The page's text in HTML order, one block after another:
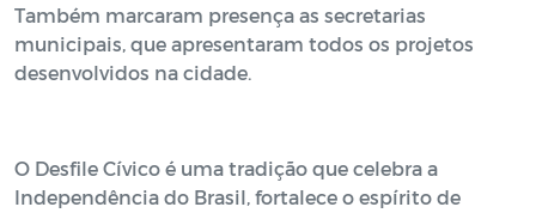
Também marcaram presença as secretarias
municipais, que apresentaram todos os projetos
desenvolvidos na cidade.
O Desfile Cívico é uma tradição que celebra a
Independência do Brasil, fortalece o espírito de